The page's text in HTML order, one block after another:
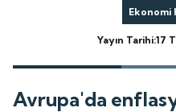
Ekonomi
Yayın Tarihi:17
Avrupa'da